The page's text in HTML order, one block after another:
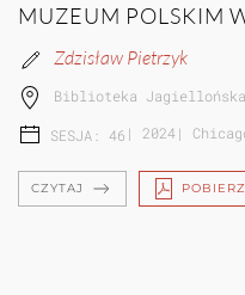
MUZEUM POLSKIM
Zdzisław Pietrzyk
Biblioteka Jagiellońska
SESJA: 46 | 2024|
CZYTAJ